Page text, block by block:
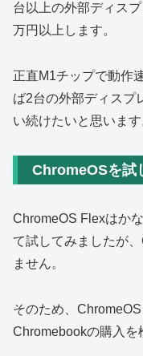
台以上の外部ディス
万円以上します。
正直M1チップで動作
ば2台の外部ディスプ
い続けたいと思います
ChromeOSを試
ChromeOS Flexはか
て試してみましたが
ません。
そのため、
Chromebookの購入を